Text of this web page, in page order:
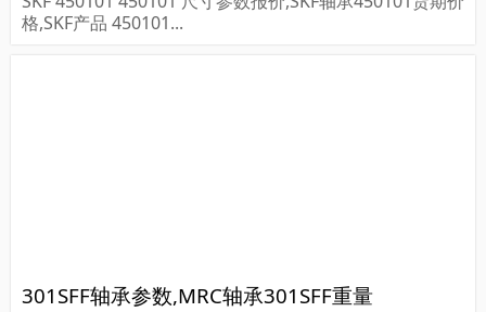
格,SKF产品 450101...
301SFF轴承参数,MRC轴承301SFF重量